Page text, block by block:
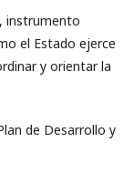
instrumento
el Estado ejerce
y orientar la
de Desarrollo y